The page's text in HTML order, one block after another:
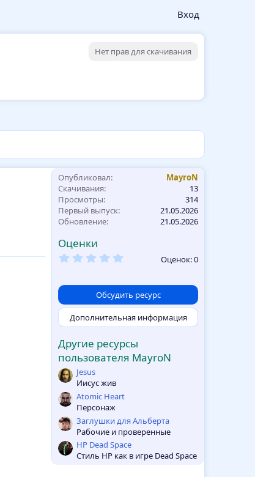
Вход
Нет прав для скачивания
Опубликовал
MayroN
Скачивания
13
Просмотры
314
Первый выпуск
21.05.2026
Обновление
21.05.2026
Оценки
0
з
в
ё
з
д
Оценок: 0
Обсудить ресурс
Дополнительная информация
Другие ресурсы
пользователя MayroN
Jesus
Иисус жив
Atomic Heart
Персонаж
Заглушки для Альберта
Рабочие и проверенные
HP Dead Space
Стиль HP как в игре Dead Space